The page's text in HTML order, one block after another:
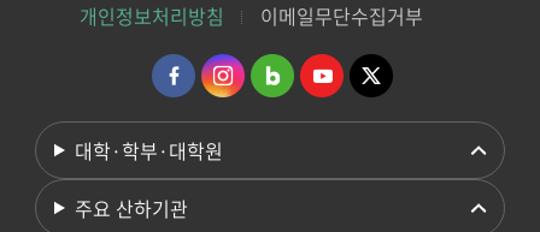
개인정보처리방침 이메일무단수집거부
대학·학부·대학원
주요 산하기관